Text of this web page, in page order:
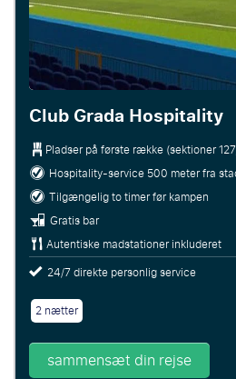
Club Grada Hospitality
Pladser på første række (sektioner
Hospitality-service 500 meter fra
Tilgængelig to timer før kampen
Gratis bar
Autentiske madstationer inkluderet
24/7 direkte personlig service
2 nætter
sammensæt din rejse